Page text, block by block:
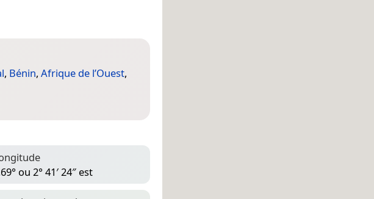
, Bénin, Afrique de l’Ouest,
ou 2° 41′ 24″ est